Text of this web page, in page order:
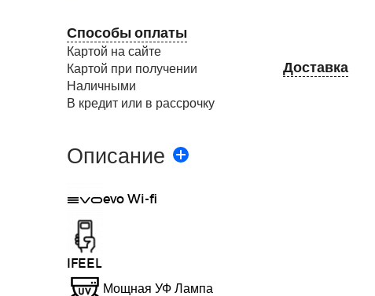
Способы оплаты
Картой на сайте
Картой при получении
Наличными
В кредит или в рассрочку
Доставка
Описание
evo Wi-fi
IFEEL
Мощная УФ Лампа